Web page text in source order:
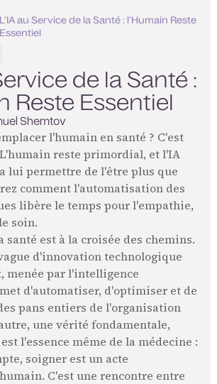
L’IA au Service de la Santé : l’Humain Reste
Essentiel
de la Santé :
Reste Essentiel
Shemtov
l'humain en santé ? C'est
reste primordial, et l'IA
lui permettre de l'être plus que
comment l'automatisation des
libère le temps pour l'empathie,
soin.
santé est à la croisée des chemins.
d'innovation technologique
menée par l'intelligence
d'automatiser, d'optimiser et de
pans entiers de l'organisation
une vérité fondamentale,
l'essence même de la médecine :
soigner est un acte
C'est une rencontre entre